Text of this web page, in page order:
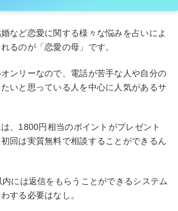
など恋愛に関する様々な悩みを占いによ
るのが「恋愛の母」です。
ンリーなので、電話が苦手な人や自分の
いと思っている人を中心に人気があるサ
、1800円相当のポイントがプレゼント
回は実質無料で相談することができるん
には返信をもらうことができるシステム
する必要はなし。